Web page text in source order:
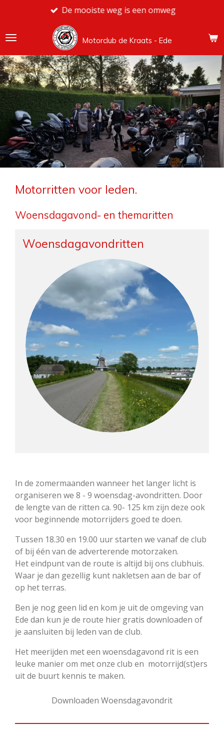
naar
hoofdinhoud
Motorclub de Kraats - Ede
De mooiste weg is een omweg
Motorritten voor leden.
Woensdagavond- en themaritten
Woensdagavondritten
In de zomermaanden wanneer het langer licht is
organiseren we 8 - 9 woensdag-avondritten. Door
de lengte van de ritten ca. 90- 125 km zijn deze ook
voor beginnende motorrijders goed te doen.
Tussen 18.30 en 19.00 uur starten we vanaf de club
of bij één van de adverterende motorzaken.
Het eindpunt van de route is altijd bij ons clubhuis.
Waar je dan gezellig kunt nakletsen aan de bar of
op het terras.
Ben je nog geen lid en kom je uit de omgeving van
Ede dan kun je de route hier gratis downloaden of
je aansluiten bij leden van de club.
Het meerijden met een woensdagavond rit is een
leuke manier om met onze club en motorrijd(st)ers
uit de buurt kennis te maken.
Downloaden Woensdagavondrit